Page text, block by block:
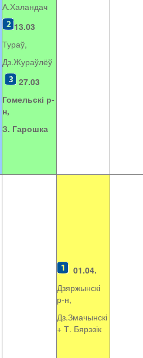
А.Халандач
13.03
Тураў,
Дз.Жураўлёў
27.03
Гомельскі р-
н,
З. Гарошка
01.04.
Дзяржынскі
р-н,
Дз.Змачынскі
+ Т. Бярэзік